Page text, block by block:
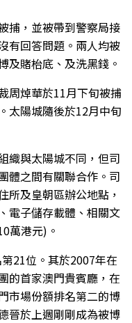
捕，並被帶到警察局接
有回答問題。兩人均被
及賭枱底、及洗黑錢。
周焯華於11月下旬被捕
太陽城隨後於12月中旬
織與太陽城不同，但司
體之間有關聯合作。司
所及皇朝區辦公地點，
電子儲存載體、相關文
萬港元)。
21位。其於2007年在
的首家澳門貴賓廳，在
市場份額排名第二的博
晉於上週剛剛成為被博